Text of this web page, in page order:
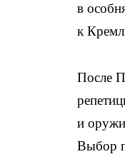
в
к
После
и
Выбор